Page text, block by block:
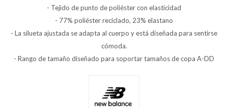
- Tejido de punto de poliéster con elasticidad
- 77% poliéster reciclado, 23% elastano
- La silueta ajustada se adapta al cuerpo y está diseñada para sentirse
cómoda.
- Rango de tamaño diseñado para soportar tamaños de copa A-DD